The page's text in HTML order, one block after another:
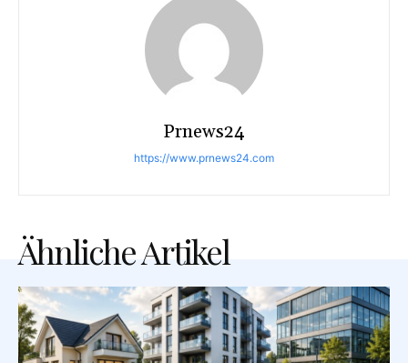
Prnews24
https://www.prnews24.com
Ähnliche Artikel